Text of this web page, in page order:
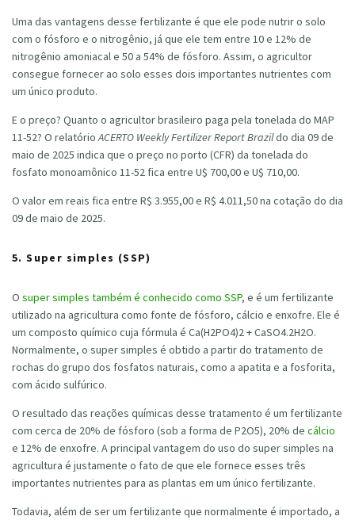
Uma das vantagens desse fertilizante é que ele pode nutrir o solo
com o fósforo e o nitrogênio, já que ele tem entre 10 e 12% de
nitrogênio amoniacal e 50 a 54% de fósforo. Assim, o agricultor
consegue fornecer ao solo esses dois importantes nutrientes com
um único produto.
E o preço? Quanto o agricultor brasileiro paga pela tonelada do MAP
11-52? O relatórioACERTO Weekly Fertilizer Report Brazildo dia 09 de
maio de 2025 indica que o preço no porto (CFR) da tonelada do
fosfato monoamônico 11-52 fica entre U$ 700,00 e U$ 710,00.
O valor em reais fica entre R$ 3.955,00 e R$ 4.011,50 na cotação do dia
09 de maio de 2025.
5.Super simples (SSP)
O super simples também é conhecido como SSP, e é um fertilizante
utilizado na agricultura como fonte de fósforo, cálcio e enxofre. Ele é
um composto químico cuja fórmula é Ca(H2PO4)2 + CaSO4.2H2O.
Normalmente, o super simples é obtido a partir do tratamento de
rochas do grupo dos fosfatos naturais, como a apatita e a fosforita,
com ácido sulfúrico.
O resultado das reações químicas desse tratamento é um fertilizante
com cerca de 20% de fósforo (sob a forma de P2O5), 20% de cálcio
e 12% de enxofre. A principal vantagem do uso do super simples na
agricultura é justamente o fato de que ele fornece esses três
importantes nutrientes para as plantas em um único fertilizante.
Todavia, além de ser um fertilizante que normalmente é importado, a